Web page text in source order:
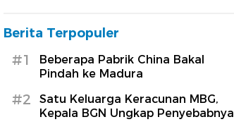
Berita Terpopuler
#1
Beberapa Pabrik China Bakal
Pindah ke Madura
#2
Satu Keluarga Keracunan MBG,
Kepala BGN Ungkap Penyebabnya